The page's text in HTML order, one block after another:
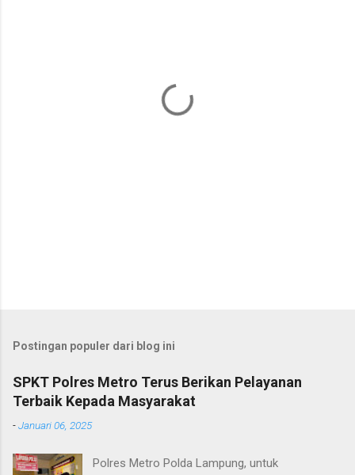
Postingan populer dari blog ini
SPKT Polres Metro Terus Berikan Pelayanan
Terbaik Kepada Masyarakat
-Januari 06, 2025
Polres Metro Polda Lampung, untuk